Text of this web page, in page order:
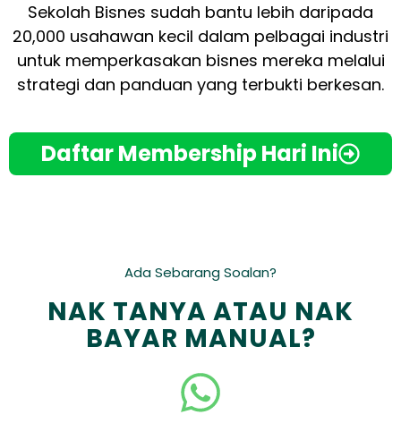
Sekolah Bisnes sudah bantu lebih daripada
20,000 usahawan kecil dalam pelbagai industri
untuk memperkasakan bisnes mereka melalui
strategi dan panduan yang terbukti berkesan.
Daftar Membership Hari Ini
Ada Sebarang Soalan?
NAK TANYA ATAU NAK
BAYAR MANUAL?